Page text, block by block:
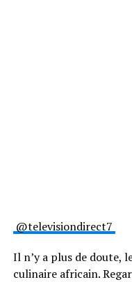
@televisiondirect7
Il n’y a plus de doute,
culinaire africain.